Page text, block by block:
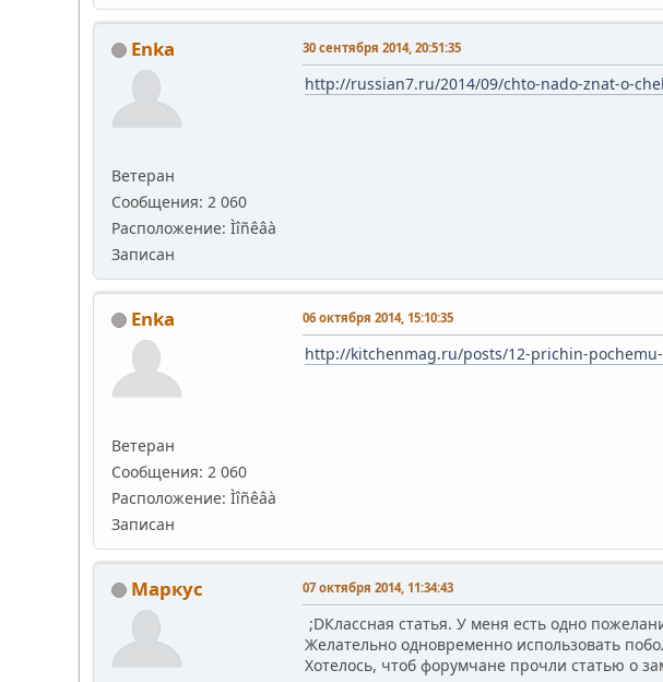
Enka
Ветеран
Сообщения: 2 060
Расположение: Ìîñêâà
Записан
30 сентября 2014, 20:51:35
http://russian7.ru/2014/09/chto-nado-znat-o-
Enka
Ветеран
Сообщения: 2 060
Расположение: Ìîñêâà
Записан
06 октября 2014, 15:10:35
http://kitchenmag.ru/posts/12-prichin-
Маркус 07 октября 2014, 11:34:43
;DКлассная статья. У меня есть одно
Желательно одновременно использовать
Хотелось, чтоб форумчане прочли статью о